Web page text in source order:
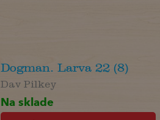
Dogman. Larva 22 (8)
Dav Pilkey
Na sklade